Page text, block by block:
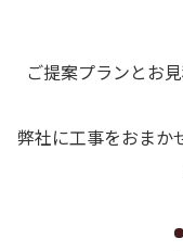
ご提案プランとお
弊社に工事をおまか